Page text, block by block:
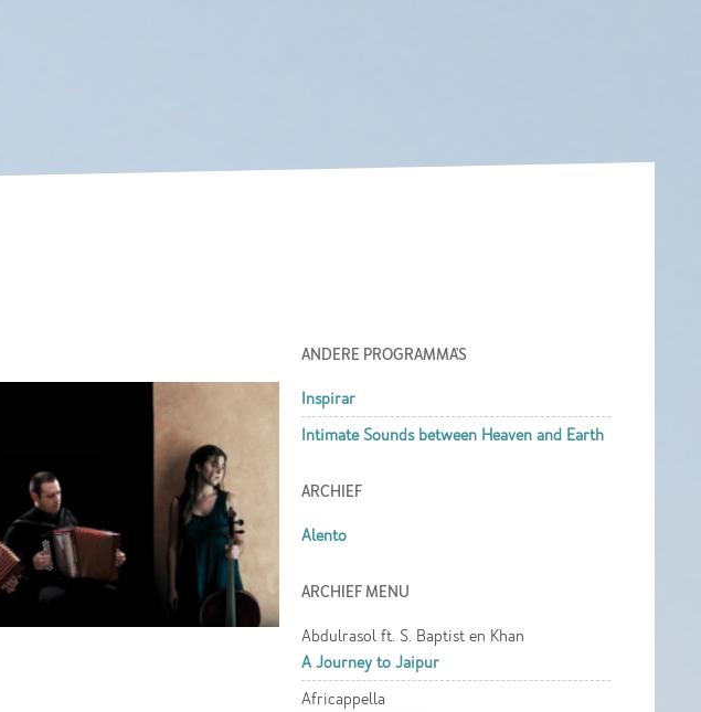
ANDERE PROGRAMMA'S
Inspirar
Intimate Sounds between Heaven and Earth
ARCHIEF
Alento
ARCHIEF MENU
Abdulrasol ft. S. Baptist en Khan
A Journey to Jaipur
Africappella